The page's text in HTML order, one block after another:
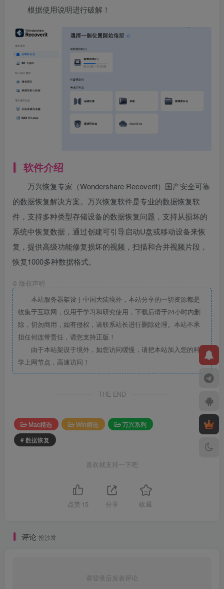
根据使用说明进行破解！
软件介绍
万兴恢复专家（Wondershare Recoverit）国产安全可靠
的数据恢复解决方案。万兴恢复软件是专业的数据恢复软
件，支持多种类型存储设备的数据恢复问题，支持从损坏的
系统中恢复数据，通过创建可引导启动U盘或移动设备来恢
复，提供高级功能修复损坏的视频，扫描和合并视频片段，
恢复1000多种数据格式。
© 版权声明
本站服务器架设于中国大陆境外，本站分享的一切资源都是
收集于互联网，仅用于学习和研究使用，下载后请于24小时内删
除，切勿商用，如有侵权，请联系站长进行删除处理。本站不承
担任何连带责任，请您支持正版！
由于本站架设于境外，如您访问缓慢，请把本站加入您的科
学上网节点，高速访问！
THE END
Mac精选 Win精选
万兴系列
# 数据恢复
喜欢就支持一下吧
点赞 15 分享 收藏
评论 抢沙发
请登录后发表评论